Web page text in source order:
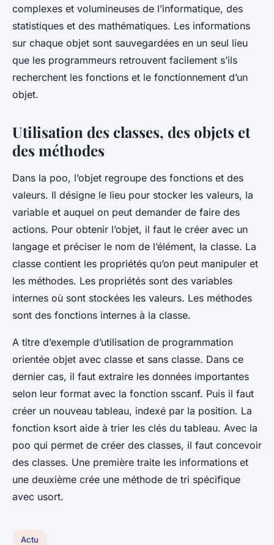
complexes et volumineuses de l’informatique, des
statistiques et des mathématiques. Les informations
sur chaque objet sont sauvegardées en un seul lieu
que les programmeurs retrouvent facilement s’ils
recherchent les fonctions et le fonctionnement d’un
objet.
Utilisation des classes, des objets et
des méthodes
Dans la poo, l’objet regroupe des fonctions et des
valeurs. Il désigne le lieu pour stocker les valeurs, la
variable et auquel on peut demander de faire des
actions. Pour obtenir l’objet, il faut le créer avec un
langage et préciser le nom de l’élément, la classe. La
classe contient les propriétés qu’on peut manipuler et
les méthodes. Les propriétés sont des variables
internes où sont stockées les valeurs. Les méthodes
sont des fonctions internes à la classe.
A titre d’exemple d’utilisation de programmation
orientée objet avec classe et sans classe. Dans ce
dernier cas, il faut extraire les données importantes
selon leur format avec la fonction sscanf. Puis il faut
créer un nouveau tableau, indexé par la position. La
fonction ksort aide à trier les clés du tableau. Avec la
poo qui permet de créer des classes, il faut concevoir
des classes. Une première traite les informations et
une deuxième crée une méthode de tri spécifique
avec usort.
Actu